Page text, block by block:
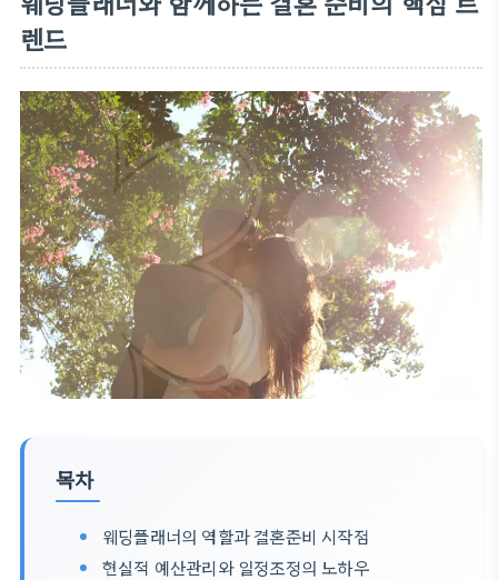
렌드
목차
웨딩플래너의 역할과 결혼준비 시작점
현실적 예산관리와 일정조정의 노하우